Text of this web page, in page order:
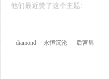
他们最近赞了这个主题:
diamond 永恒沉沦 后宫男